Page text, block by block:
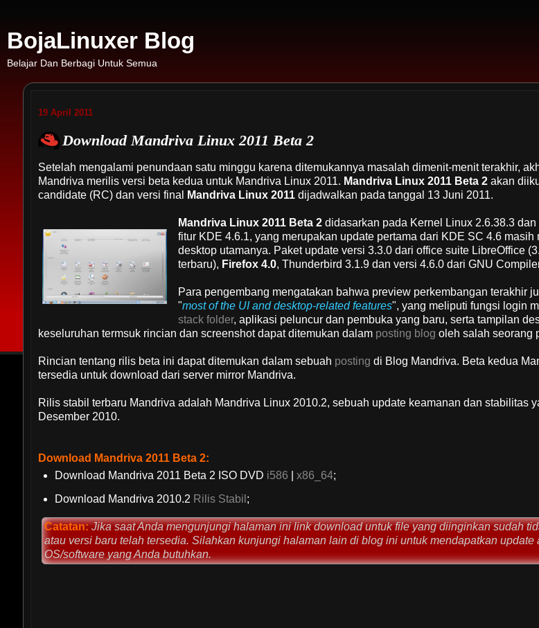
BojaLinuxer Blog
Belajar Dan Berbagi Untuk Semua
19 April 2011
Download Mandriva Linux 2011 Beta 2
Setelah mengalami penundaan satu minggu karena ditemukannya masalah dimenit-menit terakhir,
Mandriva merilis versi beta kedua untuk Mandriva Linux 2011. Mandriva Linux 2011 Beta 2akan
candidate (RC) dan versi final
Mandriva Linux 2011dijadwalkan pada tanggal 13 Juni 2011.
Mandriva Linux 2011 Beta 2didasarkan pada Kernel Linux 2.6.38.3 dan
fitur KDE 4.6.1, yang merupakan update pertama dari KDE SC 4.6
desktop utamanya. Paket update versi 3.3.0 dari office suite LibreOffice
terbaru), Firefox 4.0, Thunderbird 3.1.9 dan versi 4.6.0 dari GNU
Para pengembang mengatakan bahwa preview perkembangan terakhir
"most of the UI and desktop-related features", yang meliputi fungsi login
stack folder, aplikasi peluncur dan pembuka yang baru, serta tampilan
keseluruhan termsuk rincian dan screenshot dapat ditemukan dalam posting blog oleh salah seorang
Rincian tentang rilis beta ini dapat ditemukan dalam sebuah posting di Blog Mandriva. Beta kedua
tersedia untuk download dari server mirror Mandriva.
Rilis stabil terbaru Mandriva adalah Mandriva Linux 2010.2, sebuah update keamanan dan stabilitas
Desember 2010.
Download Mandriva 2011 Beta 2:
Download Mandriva 2011 Beta 2 ISO DVD i586 |x86_64;
Download Mandriva 2010.2 Rilis Stabil ;
Catatan: Jika saat Anda mengunjungi halaman ini link download untuk file yang diinginkan sudah
atau versi baru telah tersedia. Silahkan kunjungi halaman lain di blog ini untuk mendapatkan update
OS/software yang Anda butuhkan.